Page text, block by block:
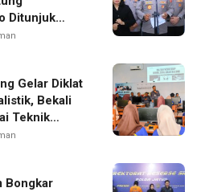
Ditunjuk
Gelar Diklat
Bekali
Teknik
yang
Bongkar